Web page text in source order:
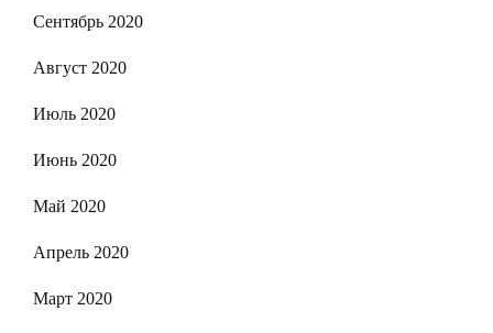
Сентябрь 2020
Август 2020
Июль 2020
Июнь 2020
Май 2020
Апрель 2020
Март 2020